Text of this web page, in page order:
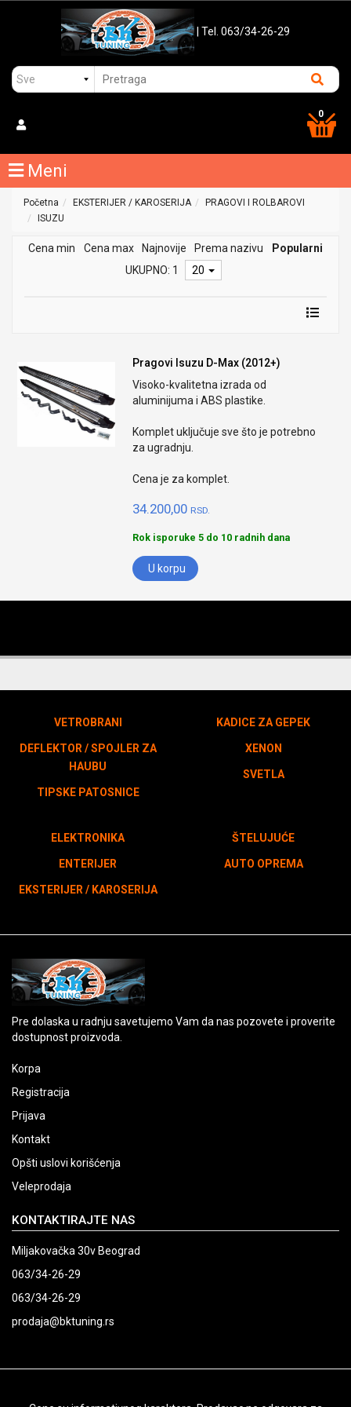
| Tel. 063/34-26-29
0
Meni
Početna EKSTERIJER / KAROSERIJA
PRAGOVI I ROLBAROVI
ISUZU
Cena min Cena max Najnovije Prema nazivu
Popularni
UKUPNO: 1
20
Pragovi Isuzu D-Max (2012+)
Visoko-kvalitetna izrada od
aluminijuma i ABS plastike.
Komplet uključuje sve što je potrebno
za ugradnju.
Cena je za komplet.
34.200,00 RSD.
Rok isporuke 5 do 10 radnih dana
U korpu
VETROBRANI
DEFLEKTOR / SPOJLER ZA
HAUBU
TIPSKE PATOSNICE
KADICE ZA GEPEK
XENON
SVETLA
ELEKTRONIKA
ENTERIJER
EKSTERIJER / KAROSERIJA
ŠTELUJUĆE
AUTO OPREMA
Pre dolaska u radnju savetujemo Vam da nas pozovete i proverite
dostupnost proizvoda.
Korpa
Registracija
Prijava
Kontakt
Opšti uslovi korišćenja
Veleprodaja
KONTAKTIRAJTE NAS
Miljakovačka 30v Beograd
063/34-26-29
063/34-26-29
prodaja@bktuning.rs